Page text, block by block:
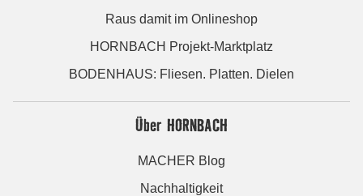
Raus damit im Onlineshop
HORNBACH Projekt-Marktplatz
BODENHAUS: Fliesen. Platten. Dielen
Über HORNBACH
MACHER Blog
Nachhaltigkeit